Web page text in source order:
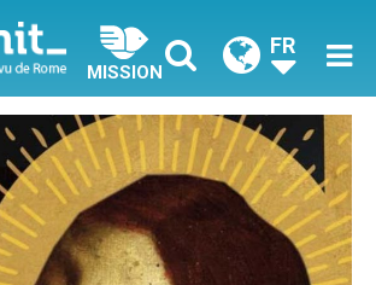
MISSION
FR